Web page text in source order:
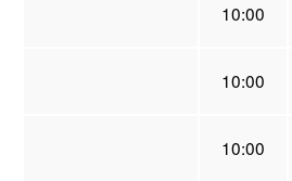
10:00
10:00
10:00